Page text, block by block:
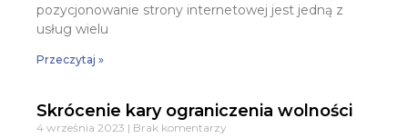
pozycjonowanie strony internetowej jest jedną z
usług wielu
Przeczytaj »
Skrócenie kary ograniczenia wolności
4 września 2023 Brak komentarzy